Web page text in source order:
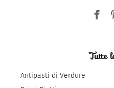
Tutte
Antipasti di Verdure